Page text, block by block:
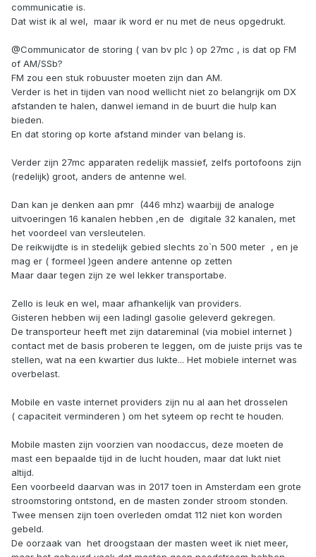
communicatie is.
Dat wist ik al wel, maar ik word er nu met de neus opgedrukt.
@Communicator de storing ( van bv plc ) op 27mc , is dat op FM
of AM/SSb?
FM zou een stuk robuuster moeten zijn dan AM.
Verder is het in tijden van nood wellicht niet zo belangrijk om DX
afstanden te halen, danwel iemand in de buurt die hulp kan
bieden.
En dat storing op korte afstand minder van belang is.
Verder zijn 27mc apparaten redelijk massief, zelfs portofoons zijn
(redelijk) groot, anders de antenne wel.
Dan kan je denken aan pmr (446 mhz) waarbijj de analoge
uitvoeringen 16 kanalen hebben ,en de digitale 32 kanalen, met
het voordeel van versleutelen.
De reikwijdte is in stedelijk gebied slechts zo`n 500 meter , en je
mag er ( formeel )geen andere antenne op zetten
Maar daar tegen zijn ze wel lekker transportabe.
Zello is leuk en wel, maar afhankelijk van providers.
Gisteren hebben wij een ladingl gasolie geleverd gekregen.
De transporteur heeft met zijn datareminal (via mobiel internet )
contact met de basis proberen te leggen, om de juiste prijs vas te
stellen, wat na een kwartier dus lukte... Het mobiele internet was
overbelast.
Mobile en vaste internet providers zijn nu al aan het drosselen
( capaciteit verminderen ) om het syteem op recht te houden.
Mobile masten zijn voorzien van noodaccus, deze moeten de
mast een bepaalde tijd in de lucht houden, maar dat lukt niet
altijd.
Een voorbeeld daarvan was in 2017 toen in Amsterdam een grote
stroomstoring ontstond, en de masten zonder stroom stonden.
Twee mensen zijn toen overleden omdat 112 niet kon worden
gebeld.
De oorzaak van het droogstaan der masten weet ik niet meer,